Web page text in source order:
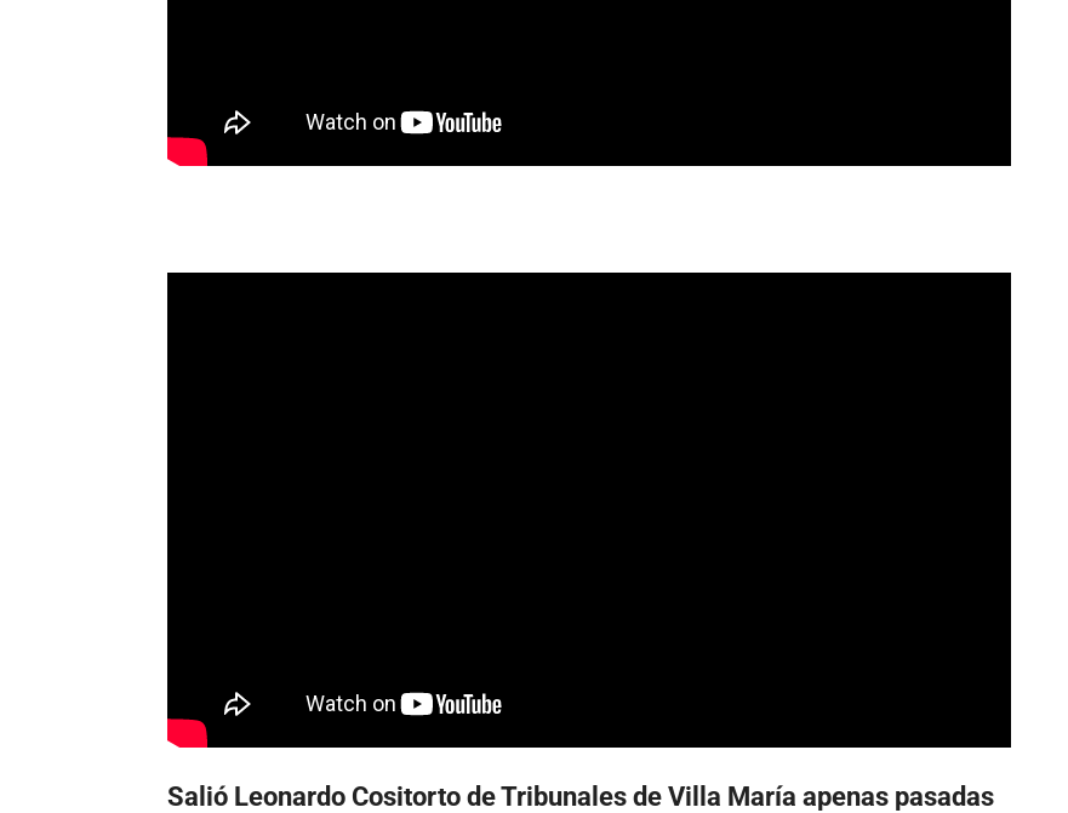
Salió Leonardo Cositorto de Tribunales de Villa María apenas pasadas